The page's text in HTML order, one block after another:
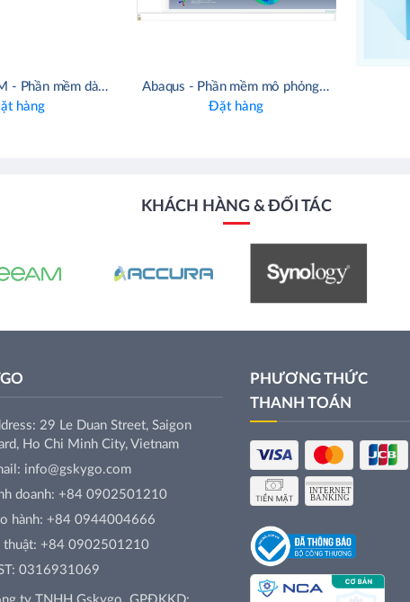
BricsCAD BIM - Phần mềm dành cho các Kiến trúc sư, Kỹ sư và Nhà thầu
hàng
Abaqus - Phần mềm mô phỏng CAE hàng đầu
Đặt hàng
KHÁCH HÀNG & ĐỐI TÁC
29 Le Duan Street, Saigon
Ho Chi Minh City, Vietnam
info@gskygo.com
doanh: +84 0902501210
hành: +84 0944004666
thuật: +84 0902501210
0316931069
PHƯƠNG THỨC
THANH TOÁN